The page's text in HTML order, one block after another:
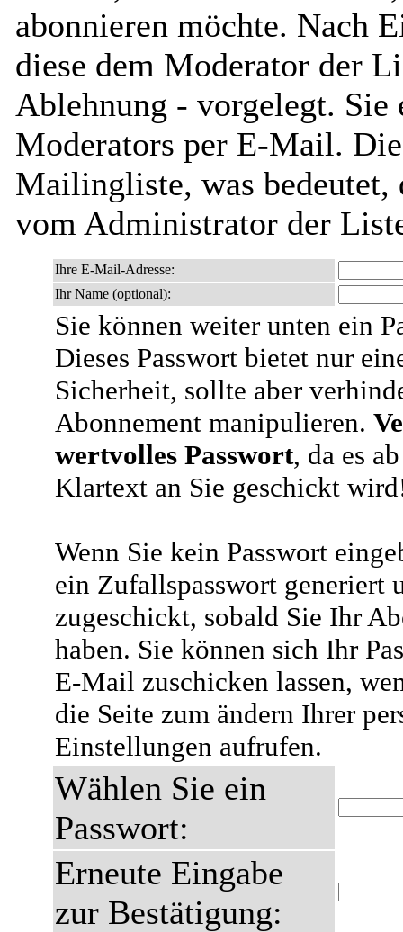
abonnieren möchte. Nach
diese dem Moderator der
Ablehnung - vorgelegt. Sie
Moderators per E-Mail.
Mailingliste, was bedeutet,
vom Administrator der
Ihre E-Mail-Adresse:
Ihr Name (optional):
Sie können weiter unten ein
Dieses Passwort bietet nur
Sicherheit, sollte aber
Abonnement manipulieren.
wertvolles Passwort, da es
Klartext an Sie geschickt
Wenn Sie kein Passwort
ein Zufallspasswort generiert
zugeschickt, sobald Sie Ihr
haben. Sie können sich Ihr
E-Mail zuschicken lassen,
die Seite zum ändern Ihrer
Einstellungen aufrufen.
Wählen Sie ein
Passwort:
Erneute Eingabe
zur Bestätigung: